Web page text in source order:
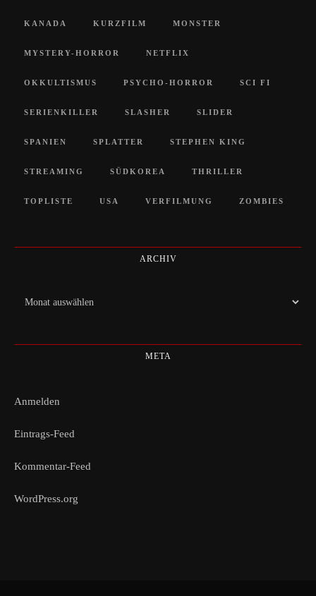
KANADA KURZFILM MONSTER
MYSTERY-HORROR NETFLIX
OKKULTISMUS PSYCHO-HORROR SCI FI
SERIENKILLER SLASHER SLIDER
SPANIEN SPLATTER STEPHEN KING
STREAMING SÜDKOREA THRILLER
TOPLISTE USA VERFILMUNG ZOMBIES
ARCHIV
Archiv
META
Anmelden
Eintrags-Feed
Kommentar-Feed
WordPress.org